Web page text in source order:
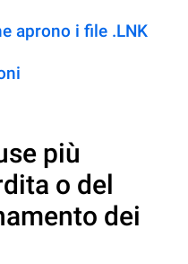
aprono i file .LNK
più
o del
dei